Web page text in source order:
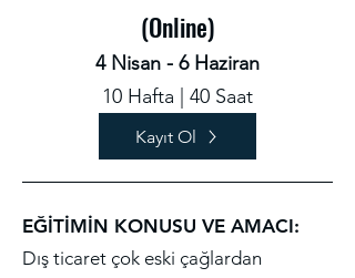
(Online)
4 Nisan - 6 Haziran
10 Hafta | 40 Saat
Kayıt Ol
EĞİTİMİN KONUSU VE AMACI:
Dış ticaret çok eski çağlardan